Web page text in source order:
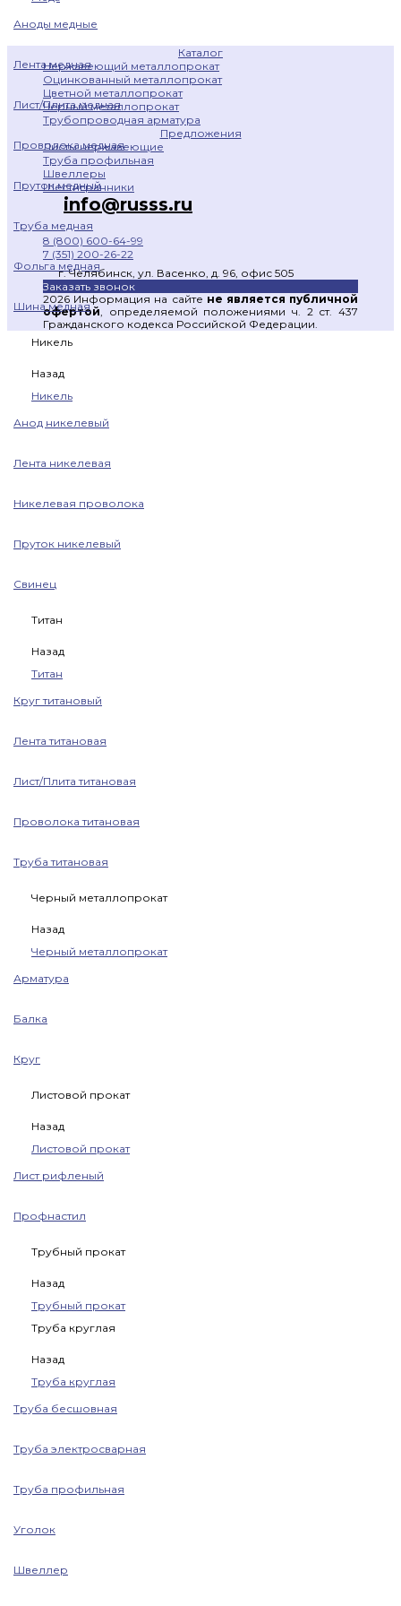
Аноды медные
Лента медная
Лист/Плита медная
Проволока медная
Пруток медный
Труба медная
Фольга медная
Шина медная
Никель
Назад
Никель
Анод никелевый
Лента никелевая
Никелевая проволока
Пруток никелевый
Свинец
Титан
Назад
Титан
Круг титановый
Лента титановая
Лист/Плита титановая
Проволока титановая
Труба титановая
Черный металлопрокат
Назад
Черный металлопрокат
Арматура
Балка
Круг
Листовой прокат
Назад
Листовой прокат
Лист рифленый
Профнастил
Трубный прокат
Назад
Трубный прокат
Труба круглая
Назад
Труба круглая
Труба бесшовная
Труба электросварная
Труба профильная
Уголок
Швеллер
Каталог
Нержавеющий металлопрокат
Оцинкованный металлопрокат
Цветной металлопрокат
Черный металлопрокат
Трубопроводная арматура
Предложения
Листы нержавеющие
Труба профильная
Швеллеры
Шестигранники
info@russs.ru
8 (800) 600-64-99
7 (351) 200-26-22
г. Челябинск, ул. Васенко, д. 96, офис 505
Заказать звонок
2026 Информация на сайте не является публичной
офертой , определяемой положениями ч. 2 ст. 437
Гражданского кодекса Российской Федерации.